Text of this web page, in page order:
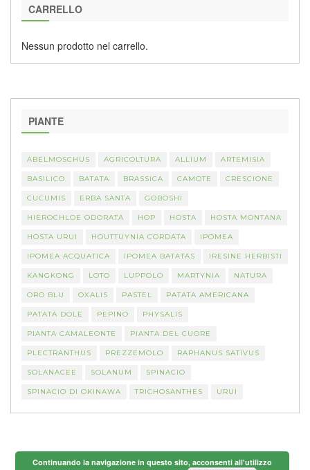
CARRELLO
Nessun prodotto nel carrello.
PIANTE
ABELMOSCHUS AGRICOLTURA ALLIUM ARTEMISIA
BASILICO BATATA BRASSICA CAMOTE CRESCIONE
CUCUMIS ERBA SANTA GOBOSHI
HIEROCHLOE ODORATA HOP HOSTA HOSTA MONTANA
HOSTA URUI HOUTTUYNIA CORDATA IPOMEA
IPOMEA ACQUATICA IPOMEA BATATAS IRESINE HERBISTI
KANGKONG LOTO LUPPOLO MARTYNIA NATURA
ORO BLU OXALIS PASTEL PATATA AMERICANA
PATATA DOLE PEPINO PHYSALIS
PIANTA CAMALEONTE PIANTA DEL CUORE
PLECTRANTHUS PREZZEMOLO RAPHANUS SATIVUS
SOLANACEE SOLANUM SPINACIO
SPINACIO DI OKINAWA TRICHOSANTHES URUI
Continuando la navigazione in questo sito, acconsenti all'utilizzo